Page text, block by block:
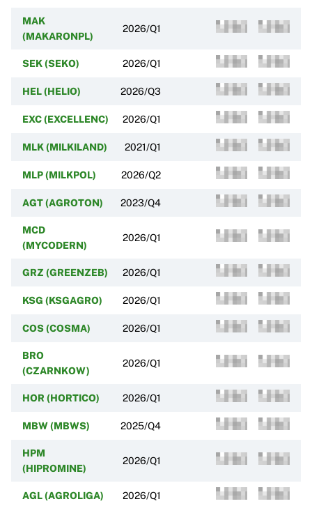
MAK
(MAKARONPL)
2026/Q1
SEK (SEKO) 2026/Q1
HEL (HELIO) 2026/Q3
EXC (EXCELLENC) 2026/Q1
MLK (MILKILAND) 2021/Q1
MLP (MILKPOL) 2026/Q2
AGT (AGROTON) 2023/Q4
MCD
(MYCODERN)
2026/Q1
GRZ (GREENZEB) 2026/Q1
KSG (KSGAGRO) 2026/Q1
COS (COSMA) 2026/Q1
BRO
(CZARNKOW)
2026/Q1
HOR (HORTICO) 2026/Q1
MBW (MBWS) 2025/Q4
HPM
(HIPROMINE)
2026/Q1
AGL (AGROLIGA) 2026/Q1